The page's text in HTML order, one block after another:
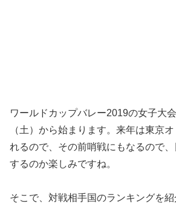
ワールドカップバレー2019の女子大
（土）から始まります。来年は東京
れるので、その前哨戦にもなるので
するのか楽しみですね。
そこで、対戦相手国のランキングを